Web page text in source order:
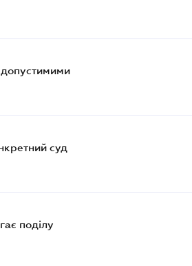
допустимими
суд
поділу